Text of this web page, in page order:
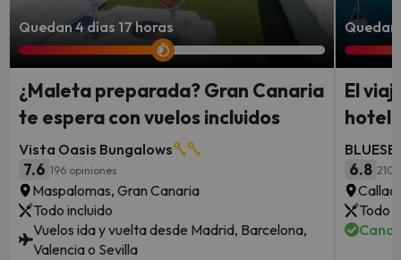
Quedan 4 días 17 horas
¿Maleta preparada? Gran Canaria
te espera con vuelos incluidos
Vista Oasis Bungalows
7.6 196 opiniones
Maspalomas, Gran Canaria
Todo incluido
Vuelos ida y vuelta desde Madrid, Barcelona,
Valencia o Sevilla
Quedan
El
hotel
6.8 210
Todo